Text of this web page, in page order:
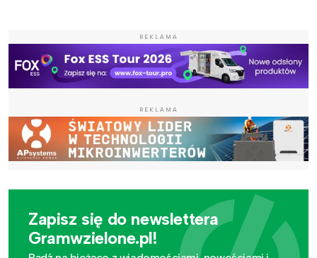
REKLAMA
REKLAMA
Zapisz się do newslettera
Gramwzielone.pl!